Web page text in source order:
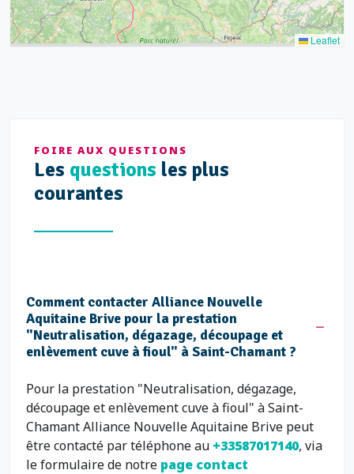
Leaflet
FOIRE AUX QUESTIONS
Les questions les plus
courantes
Comment contacter Alliance Nouvelle
Aquitaine Brive pour la prestation
"Neutralisation, dégazage, découpage et
enlèvement cuve à fioul" à Saint-Chamant ?
Pour la prestation "Neutralisation, dégazage,
découpage et enlèvement cuve à fioul" à Saint-
Chamant Alliance Nouvelle Aquitaine Brive peut
être contacté par téléphone au +33587017140, via
le formulaire de notre page contact